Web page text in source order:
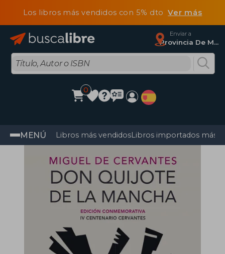
Los libros más vendidos con 5% dtoVer más
Enviar a
Provincia De Madrid
0
MENÚ Libros más vendidosLibros importados más